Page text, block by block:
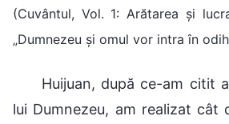
(Cuvântul, Vol. 1: Arătarea și
„Dumnezeu și omul vor intra în
Huijuan, după ce-am citit
lui Dumnezeu, am realizat cât